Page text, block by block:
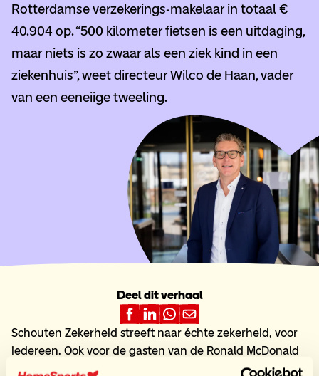
Rotterdamse verzekerings-makelaar in totaal €
40.904 op. “500 kilometer fietsen is een uitdaging,
maar niets is zo zwaar als een ziek kind in een
ziekenhuis”, weet directeur Wilco de Haan, vader
van een eeneiige tweeling.
Deel dit verhaal
Schouten Zekerheid streeft naar échte zekerheid, voor
iedereen. Ook voor de gasten van de Ronald McDonald
Huizen. Wilco: “Daar zit een persoonlijk element in. Mijn